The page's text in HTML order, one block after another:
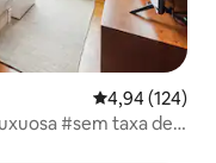
4,94 de uma
4,94 (124)
#sem taxa de